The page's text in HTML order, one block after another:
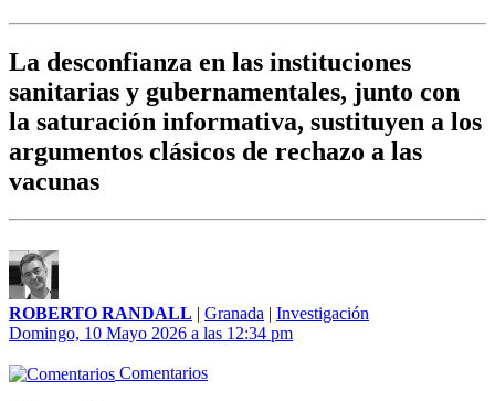
La desconfianza en las instituciones
sanitarias y gubernamentales, junto con
la saturación informativa, sustituyen a los
argumentos clásicos de rechazo a las
vacunas
ROBERTO RANDALL | Granada | Investigación
Domingo, 10 Mayo 2026 a las 12:34 pm
Comentarios